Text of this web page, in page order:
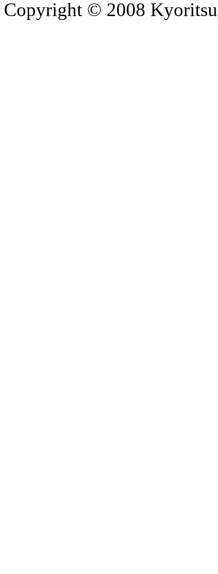
Copyright © 2008